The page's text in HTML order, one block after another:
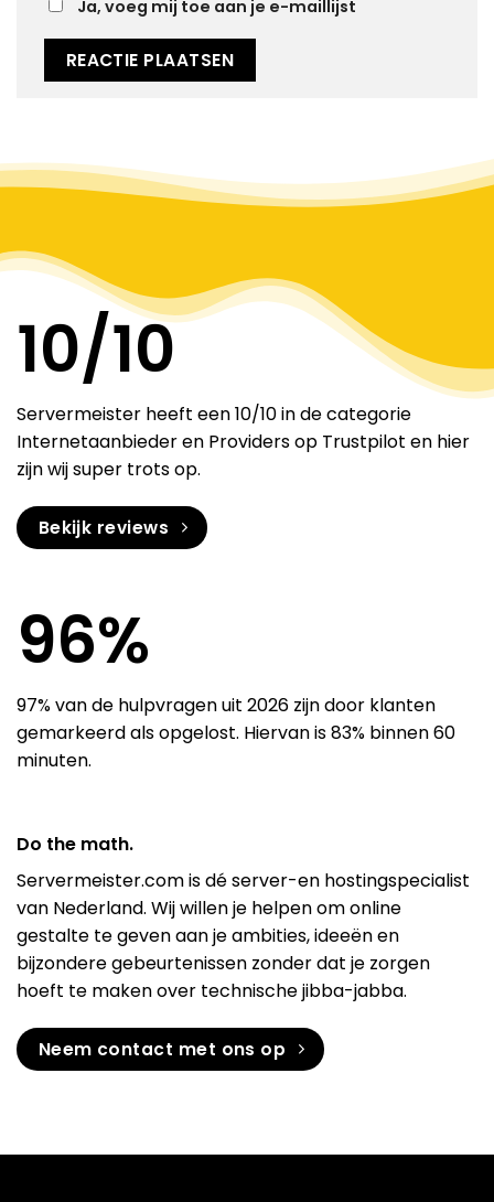
Ja, voeg mij toe aan je e-maillijst
10/10
Servermeister heeft een 10/10 in de categorie
Internetaanbieder en Providers op Trustpilot en hier
zijn wij super trots op.
Bekijk reviews
97%
97% van de hulpvragen uit 2026 zijn door klanten
gemarkeerd als opgelost. Hiervan is 83% binnen 60
minuten.
Do the math.
Servermeister.com is dé server-en hostingspecialist
van Nederland. Wij willen je helpen om online
gestalte te geven aan je ambities, ideeën en
bijzondere gebeurtenissen zonder dat je zorgen
hoeft te maken over technische jibba-jabba.
Neem contact met ons op